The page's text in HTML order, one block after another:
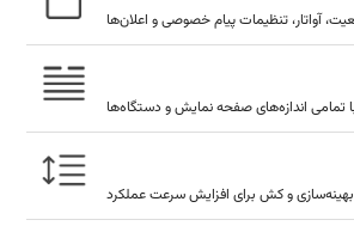
آواتار، تنظیمات پیام خصوصی و اعلان‌ها
تمامی اندازه‌های صفحه نمایش و دستگاه‌ها
بهینه‌سازی و کش برای افزایش سرعت عملکرد